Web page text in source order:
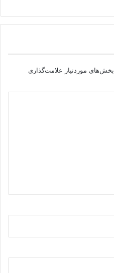
بخش‌های موردنیاز علامت‌گذاری